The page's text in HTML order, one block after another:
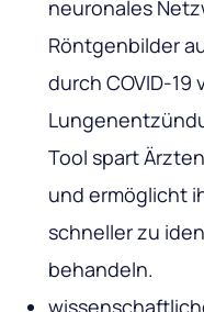
neuronales
Röntgenbilder
durch COVID-19
Tool spart
und ermöglicht
schneller zu
behandeln.